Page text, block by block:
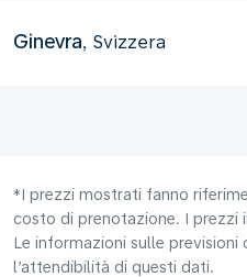
Ginevra, Svizzera
*I prezzi mostrati fanno
costo di prenotazione. I prezzi
Le informazioni sulle
l’attendibilità di questi dati.